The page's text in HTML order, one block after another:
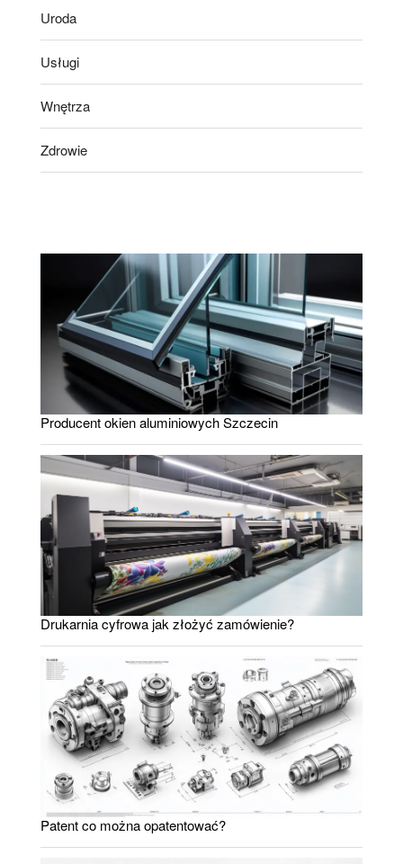
Uroda
Usługi
Wnętrza
Zdrowie
Producent okien aluminiowych Szczecin
Drukarnia cyfrowa jak złożyć zamówienie?
Patent co można opatentować?